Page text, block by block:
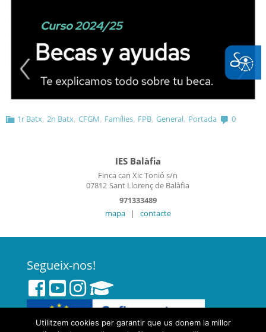
1r Batx,2n Batx,CFGM, Famílies, FPB,General, Portada 0
IES Balàfia
Finca can Xic Tonió s/n
07812 Sant Llorenç de Balàfia
971333489
mapa
| contacte
Segueix-nos!
Utilitzem cookies per garantir que us donem la millor